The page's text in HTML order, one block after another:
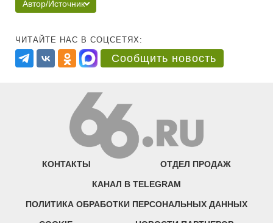
Автор/Источник
ЧИТАЙТЕ НАС В СОЦСЕТЯХ:
Сообщить новость
КОНТАКТЫ ОТДЕЛ ПРОДАЖ
КАНАЛ В TELEGRAM
ПОЛИТИКА ОБРАБОТКИ ПЕРСОНАЛЬНЫХ ДАННЫХ